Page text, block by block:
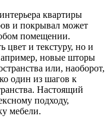
квартиры
и покрывал может
помещении.
цвет и текстуру, но и
новые шторы
или, наоборот,
один из шагов к
Настоящий
подходу,
мебели.